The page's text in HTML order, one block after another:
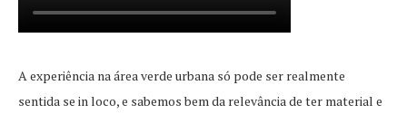
A experiência na área verde urbana só pode ser realmente
sentida se in loco, e sabemos bem da relevância de ter material e